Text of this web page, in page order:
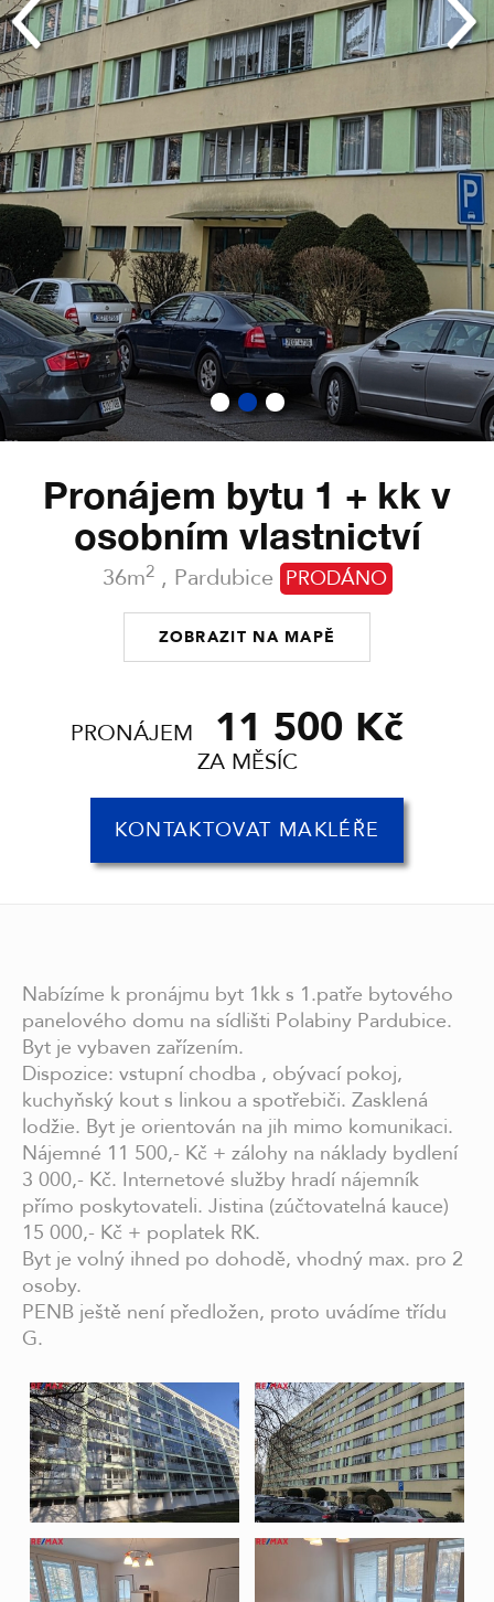
Pronájem bytu 1 + kk v
osobním vlastnictví
36m2, Pardubice PRODÁNO
ZOBRAZIT NA MAPĚ
PRONÁJEM 11 500 Kč
ZA MĚSÍC
KONTAKTOVAT MAKLÉŘE
Nabízíme k pronájmu byt 1kk s 1.patře bytového
panelového domu na sídlišti Polabiny Pardubice.
Byt je vybaven zařízením.
Dispozice: vstupní chodba , obývací pokoj,
kuchyňský kout s linkou a spotřebiči. Zasklená
lodžie. Byt je orientován na jih mimo komunikaci.
Nájemné 11 500,- Kč + zálohy na náklady bydlení
3 000,- Kč. Internetové služby hradí nájemník
přímo poskytovateli. Jistina (zúčtovatelná kauce)
15 000,- Kč + poplatek RK.
Byt je volný ihned po dohodě, vhodný max. pro 2
osoby.
PENB ještě není předložen, proto uvádíme třídu
G.